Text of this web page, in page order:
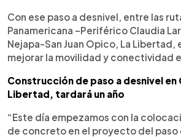
Con ese paso a desnivel, entre las
Panamericana –Periférico Claudia
Nejapa-San Juan Opico, La Libertad,
mejorar la movilidad y conectividad
Construcción de paso a desnivel en
Libertad, tardará un año
“Este día empezamos con la
de concreto en el proyecto del paso